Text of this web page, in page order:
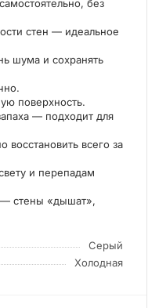
без
стен — идеальное
шума и сохранять
поверхность.
— подходит для
всего за
и перепадам
— стены «дышат»,
Серый
Холодная